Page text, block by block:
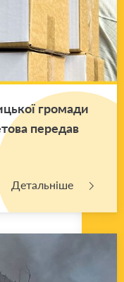
гро­ма­ди
пе­ре­дав
Детальніше